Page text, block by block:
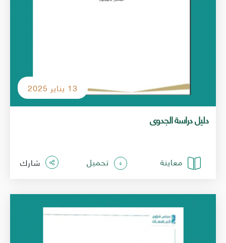
دليل دراسة الجدوى
13 يناير 2025
معاينة تحميل شارك